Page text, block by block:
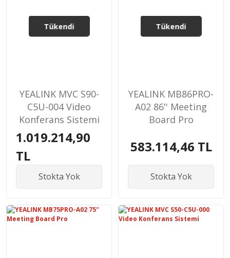
Tükendi
YEALINK MVC S90-
C5U-004 Video
Konferans Sistemi
1.019.214,90
TL
Stokta Yok
Tükendi
YEALINK MB86PRO-
A02 86'' Meeting
Board Pro
583.114,46 TL
Stokta Yok